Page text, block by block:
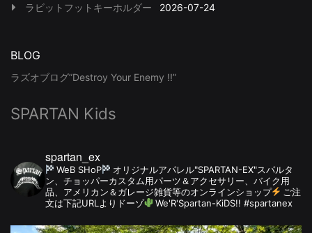
ラビットフットキーホルダー
2026-07-24
BLOG
ラズオブログ”Destroy Your Enemy !!”
SPARTAN Kids
spartan_ex
WeB SHoP
オリジナルアパレル"SPARTAN-EX"スパルタ
ン、チョッパーカスタム用パーツ＆アクセサリー、バイク用
品、アメリカン＆ガレージ雑貨等のオンラインショップ
ご注
文は下記URLよりドーゾ
We'R'Spartan-KiDS!! #spartanex